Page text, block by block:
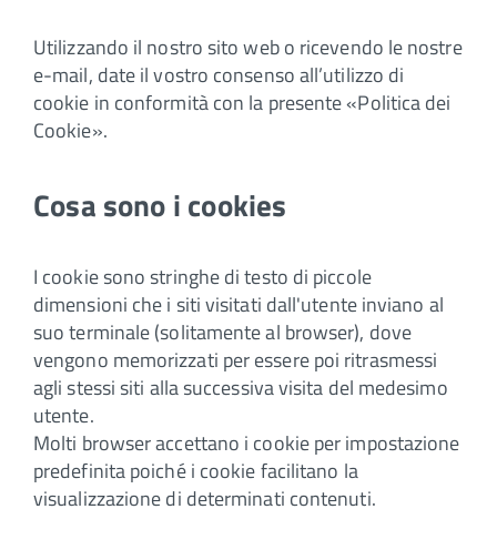
Utilizzando il nostro sito web o ricevendo le nostre
e-mail, date il vostro consenso all’utilizzo di
cookie in conformità con la presente «Politica dei
Cookie».
Cosa sono i cookies
I cookie sono stringhe di testo di piccole
dimensioni che i siti visitati dall'utente inviano al
suo terminale (solitamente al browser), dove
vengono memorizzati per essere poi ritrasmessi
agli stessi siti alla successiva visita del medesimo
utente.
Molti browser accettano i cookie per impostazione
predefinita poiché i cookie facilitano la
visualizzazione di determinati contenuti.